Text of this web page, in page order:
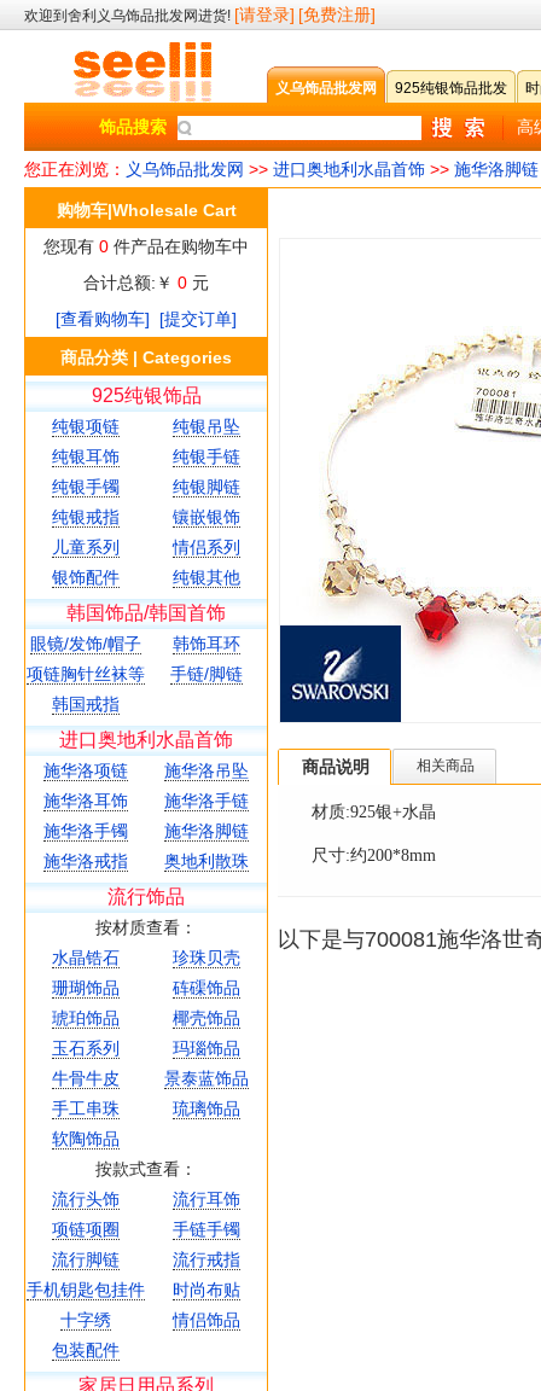
欢迎到舍利义乌饰品批发网进货! [请登录] [免费注册]
义乌饰品批发网 925纯银饰品批发
饰品搜索 高
您正在浏览： 义乌饰品批发网 >> 进口奥地利水晶首饰 >> 施华洛脚链
购物车|Wholesale Cart
您现有 0 件产品在购物车中
合计总额:￥ 0 元
[查看购物车]
[提交订单]
商品分类 | Categories
925纯银饰品
纯银项链
纯银吊坠
纯银耳饰
纯银手链
纯银手镯
纯银脚链
纯银戒指
镶嵌银饰
儿童系列
情侣系列
银饰配件
纯银其他
韩国饰品/韩国首饰
眼镜/发饰/帽子
韩饰耳环
项链胸针丝袜等
手链/脚链
韩国戒指
进口奥地利水晶首饰
施华洛项链
施华洛吊坠
施华洛耳饰
施华洛手链
施华洛手镯
施华洛脚链
施华洛戒指
奥地利散珠
流行饰品
按材质查看：
水晶锆石
珍珠贝壳
珊瑚饰品
砗磲饰品
琥珀饰品
椰壳饰品
玉石系列
玛瑙饰品
牛骨牛皮
景泰蓝饰品
手工串珠
琉璃饰品
软陶饰品
按款式查看：
流行头饰
流行耳饰
项链项圈
手链手镯
流行脚链
流行戒指
手机钥匙包挂件
时尚布贴
十字绣
情侣饰品
包装配件
家居日用品系列
商品说明 相关商品
材质:925银+水晶
尺寸:约200*8mm
以下是与700081施华洛世